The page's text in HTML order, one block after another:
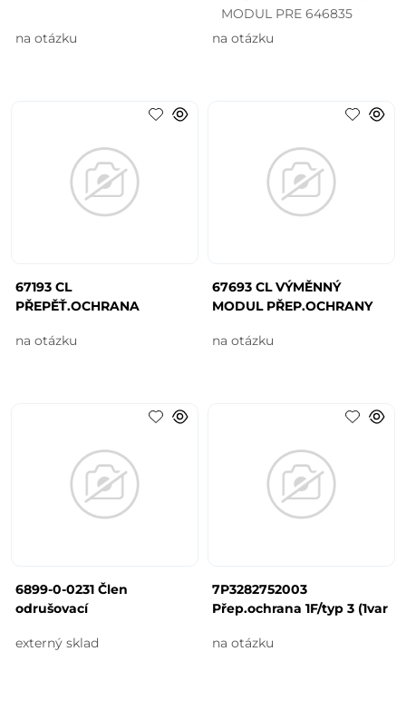
na otázku
MODUL PRE 646835
na otázku
67193 CL
PŘEPĚŤ.OCHRANA
na otázku
67693 CL VÝMĚNNÝ
MODUL PŘEP.OCHRANY
na otázku
6899-0-0231 Člen
odrušovací
externý sklad
7P3282752003
Přep.ochrana 1F/typ 3 (1var
na otázku